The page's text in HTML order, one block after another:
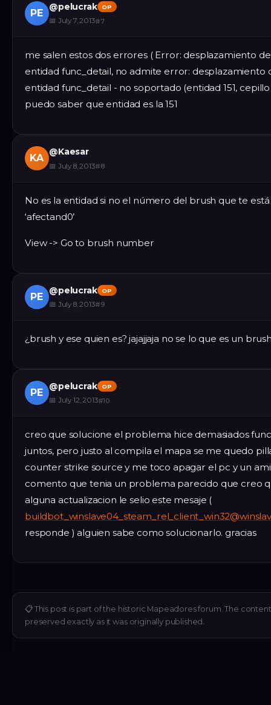
PE
@pelucrak OP
📅 July 7, 2013#7
me salen estos dos errores ( Error: desplazamiento
entidad func_detail, no admite error: desplazamiento
entidad func_detail - no soportado (entidad 151,
puedo saber que entidad es la 151
KA
@Kaesar
📅 July 8, 2013#8
No es la entidad si no el número del brush que te está
‘afectand0’
View -> Go to brush number
PE
@pelucrak OP
📅 July 8, 2013#9
¿brush y ese quien es? jajajjaja no se lo que es un
PE
@pelucrak OP
📅 July 12, 2013#10
creo que solucione el problema hice demasiados
juntos, pero justo al compila el mapa se me quedo
counter strike source y me toco apagar el pc y un
comento que tenia un problema parecido que creo
alguna actualizacion le selio este mesaje (
responde ) alguien sabe como solucionarlo. gracias
📋 This post is part of the historic Mapeadores forum. The
preserved exactly as it was originally published.